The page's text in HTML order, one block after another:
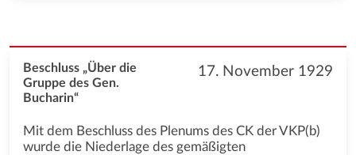
17. November 1929
Beschluss „Über die
Gruppe des Gen.
Bucharin“
Mit dem Beschluss des Plenums des CK der VKP(b)
wurde die Niederlage des gemäßigten